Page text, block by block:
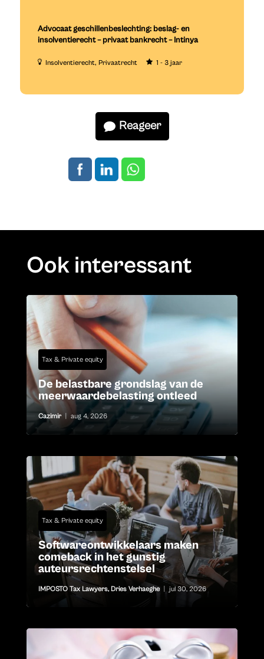
Advocaat geschillenbeslechting: beslag- en
insolventierecht – privaat bankrecht – Intinya
Insolventierecht Privaatrecht 1 - 3 jaar
Reageer
Ook interessant
Tax & Private equity
De belastbare grondslag van de
meerwaardebelasting ontleed
Cazimir aug 4, 2026
Tax & Private equity
Softwareontwikkelaars maken
comeback in het gunstig
auteursrechtenstelsel
IMPOSTO Tax Lawyers, Dries Verhaeghe jul 30, 2026